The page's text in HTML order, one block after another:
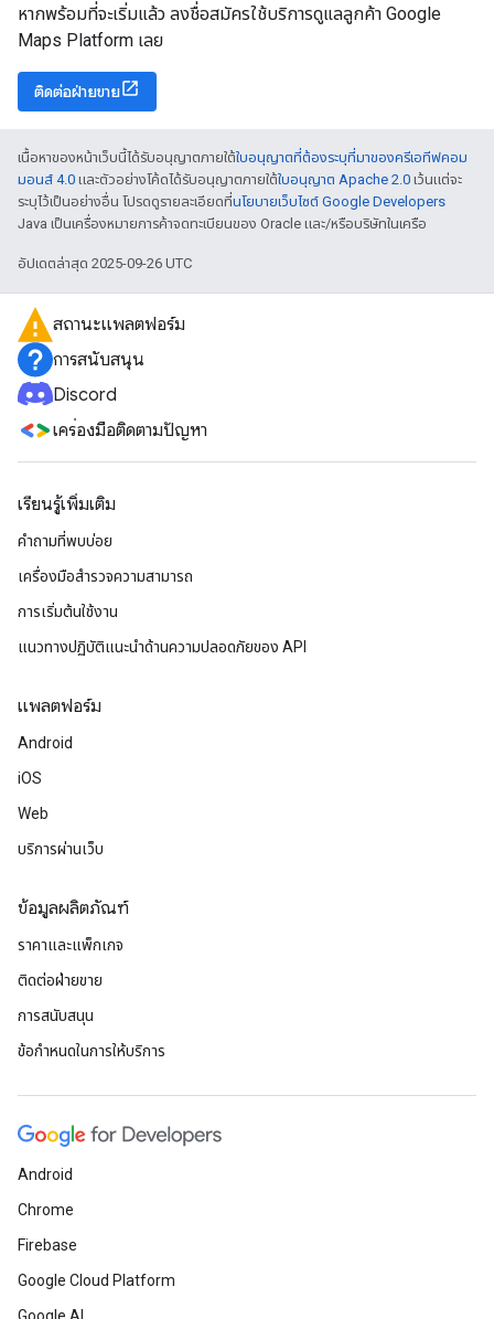
หากพร้อมที่จะเริ่มแล้ว ลงชื่อสมัครใช้บริการดูแลลูกค้า Google
Maps Platform เลย
ติดต่อฝ่ายขาย
เนื้อหาของหน้าเว็บนี้ได้รับอนุญาตภายใต้ใบอนุญาตที่ต้องระบุที่มาของครีเอทีฟคอม
มอนส์ 4.0 และตัวอย่างโค้ดได้รับอนุญาตภายใต้ใบอนุญาต Apache 2.0 เว้นแต่จะ
ระบุไว้เป็นอย่างอื่น โปรดดูรายละเอียดที่นโยบายเว็บไซต์ Google Developers
Java เป็นเครื่องหมายการค้าจดทะเบียนของ Oracle และ/หรือบริษัทในเครือ
อัปเดตล่าสุด 2025-09-26 UTC
สถานะแพลตฟอร์ม
การสนับสนุน
Discord
เครื่องมือติดตามปัญหา
เรียนรู้เพิ่มเติม
คำถามที่พบบ่อย
เครื่องมือสำรวจความสามารถ
การเริ่มต้นใช้งาน
แนวทางปฏิบัติแนะนําด้านความปลอดภัยของ API
แพลตฟอร์ม
Android
iOS
Web
บริการผ่านเว็บ
ข้อมูลผลิตภัณฑ์
ราคาและแพ็กเกจ
ติดต่อฝ่ายขาย
การสนับสนุน
ข้อกำหนดในการให้บริการ
Android
Chrome
Firebase
Google Cloud Platform